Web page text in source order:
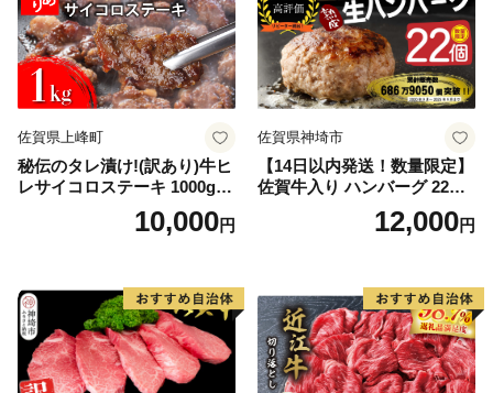
佐賀県上峰町
秘伝のタレ漬け!(訳あり)牛ヒ
レサイコロステーキ 1000g
10,000円
佐賀県神埼市
【14日以内発送！数量限定】
佐賀牛入り ハンバーグ 22個
2.6kg(120g×22個)【佐賀牛
黒毛和牛 ブランド牛 九州 ハ
気】(H083106)
12,000円